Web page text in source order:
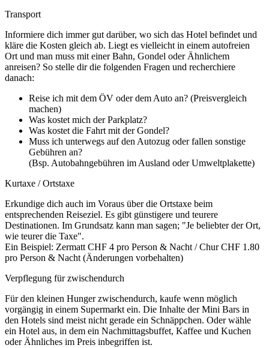
Transport
Informiere dich immer gut darüber, wo sich das Hotel befindet und
kläre die Kosten gleich ab. Liegt es vielleicht in einem autofreien
Ort und man muss mit einer Bahn, Gondel oder Ähnlichem
anreisen? So stelle dir die folgenden Fragen und recherchiere
danach:
Reise ich mit dem ÖV oder dem Auto an? (Preisvergleich
machen)
Was kostet mich der Parkplatz?
Was kostet die Fahrt mit der Gondel?
Muss ich unterwegs auf den Autozug oder fallen sonstige
Gebühren an?
(Bsp. Autobahngebühren im Ausland oder Umweltplakette)
Kurtaxe / Ortstaxe
Erkundige dich auch im Voraus über die Ortstaxe beim
entsprechenden Reiseziel. Es gibt günstigere und teurere
Destinationen. Im Grundsatz kann man sagen; "Je beliebter der Ort,
wie teurer die Taxe".
Ein Beispiel: Zermatt CHF 4 pro Person & Nacht / Chur CHF 1.80
pro Person & Nacht (Änderungen vorbehalten)
Verpflegung für zwischendurch
Für den kleinen Hunger zwischendurch, kaufe wenn möglich
vorgängig in einem Supermarkt ein. Die Inhalte der Mini Bars in
den Hotels sind meist nicht gerade ein Schnäppchen. Oder wähle
ein Hotel aus, in dem ein Nachmittagsbuffet, Kaffee und Kuchen
oder Ähnliches im Preis inbegriffen ist.